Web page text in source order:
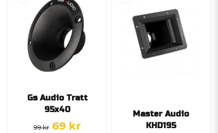
Gs Audio Tratt
95x40
99 kr 69 kr
Master Audio
KHD195